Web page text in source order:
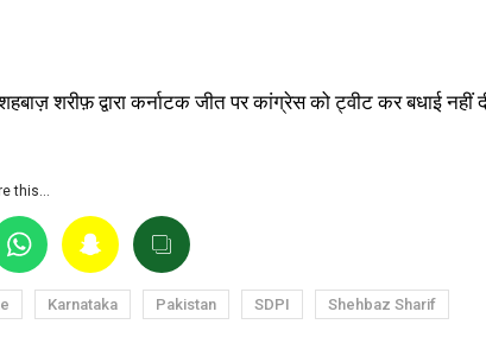
शरीफ़ द्वारा कर्नाटक जीत पर कांग्रेस को ट्वीट कर बधाई नहीं
this…
Karnataka Pakistan SDPI Shehbaz Sharif